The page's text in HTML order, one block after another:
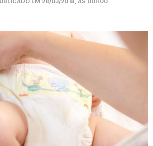
EM 28/03/2018, ÀS 00H00